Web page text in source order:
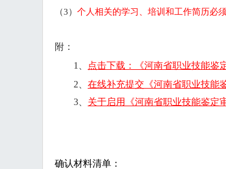
（3） 个人相关的学习、培训和工作简历必
附：
1、
点击下载：《河南省职业技能鉴
2、 在线补充提交《河南省职业技能
3、 关于启用《河南省职业技能鉴定
确认材料清单：